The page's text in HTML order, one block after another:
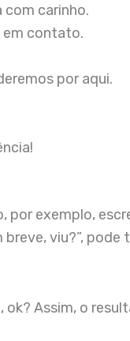
com carinho.
em contato.
por aqui.
por exemplo,
viu?”,
Assim, o